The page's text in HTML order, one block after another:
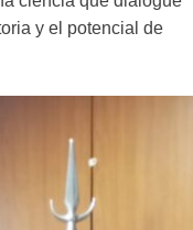
y el potencial de